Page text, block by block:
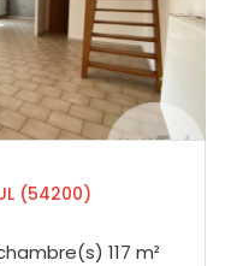
(54200)
Appartement 5 pièce(s) 3 chambre(s) 117 m²